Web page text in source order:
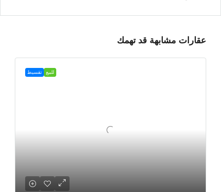
عقارات مشابهة قد تهمك
للبيع تقسيط